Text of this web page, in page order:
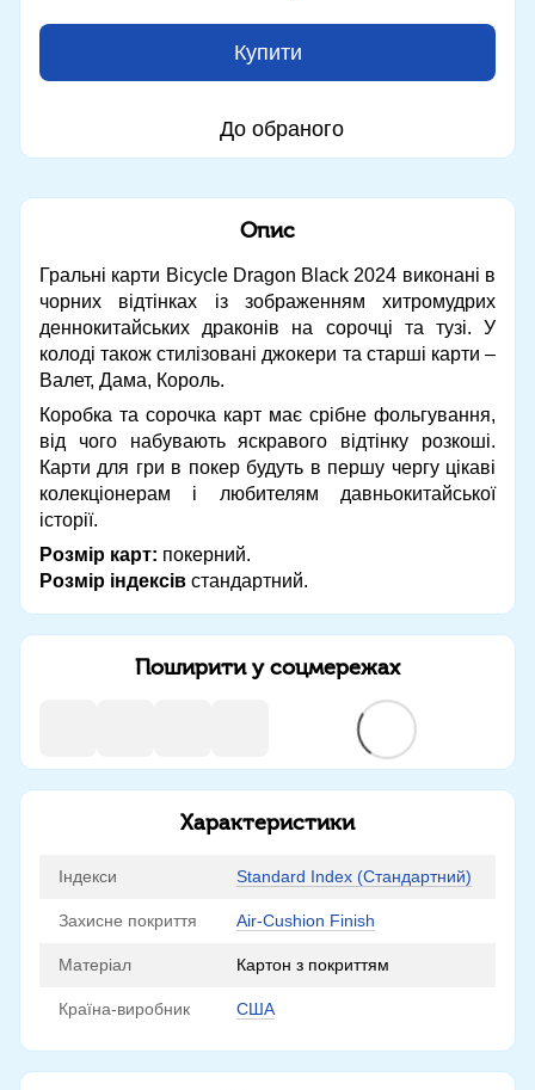
Купити
До обраного
Опис
Гральні карти Bicycle Dragon Black 2024 виконані в
чорних відтінках із зображенням хитромудрих
деннокитайських драконів на сорочці та тузі. У
колоді також стилізовані джокери та старші карти –
Валет, Дама, Король.
Коробка та сорочка карт має срібне фольгування,
від чого набувають яскравого відтінку розкоші.
Карти для гри в покер будуть в першу чергу цікаві
колекціонерам і любителям давньокитайської
історії.
Розмір карт: покерний.
Розмір індексів стандартний.
Поширити у соцмережах
Характеристики
Індекси Standard Index (Стандартний)
Захисне покриття Air-Cushion Finish
Матеріал Картон з покриттям
Країна-виробник США